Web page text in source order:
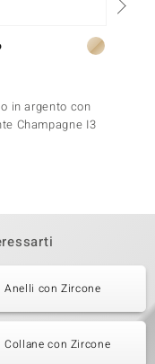
in argento con
Champagne I3
Anelli con Zircone
Collane con Zircone